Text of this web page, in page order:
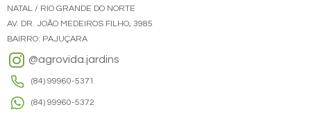
NATAL / RIO GRANDE DO NORTE
AV. DR. JOÃO MEDEIROS FILHO, 3985
BAIRRO: PAJUÇARA
@agrovida.jardins
(84) 99960-5371
(84) 99960-5372